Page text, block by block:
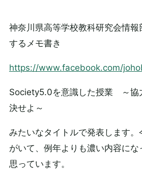
神奈川県高等学校教科研究会情報
するメモ書き
https://www.facebook.com/
Society5.0を意識した授業 ～協
決せよ～
みたいなタイトルで発表します
がいて、例年よりも濃い内容にな
思っています。